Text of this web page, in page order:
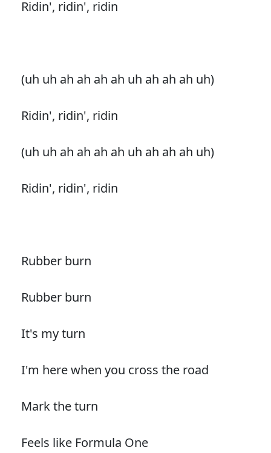
Ridin', ridin', ridin
(uh uh ah ah ah ah uh ah ah ah uh)
Ridin', ridin', ridin
(uh uh ah ah ah ah uh ah ah ah uh)
Ridin', ridin', ridin
Rubber burn
Rubber burn
It's my turn
I'm here when you cross the road
Mark the turn
Feels like Formula One